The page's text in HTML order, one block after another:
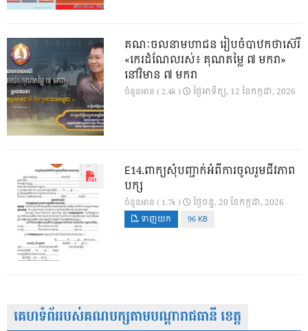
គណៈចលនាមហាជន រៀបចំបាឋកថាស៊េរី
«កេរដំណែលរស់៖ គុណតម្លៃ ៧ មករា»
នៅវិមាន ៧ មករា
ចំនួនអាន ( 2.4k ) ថ្ងៃ​អាទិត្យ, 12 ខែ​កក្កដា, 2026
E14.ពាក្យសុំបញ្ជាក់អំពីការចូលរួមជីវភាព
បក្ស
ចំនួនអាន ( 1.7k ) ថ្ងៃ​ចន្ទ, 20 ខែ​កក្កដា, 2026
ទាញយក 96 KB
គេហទំព័ររបស់គណបក្សតាមបណ្តារាជធានី ខេត្ត